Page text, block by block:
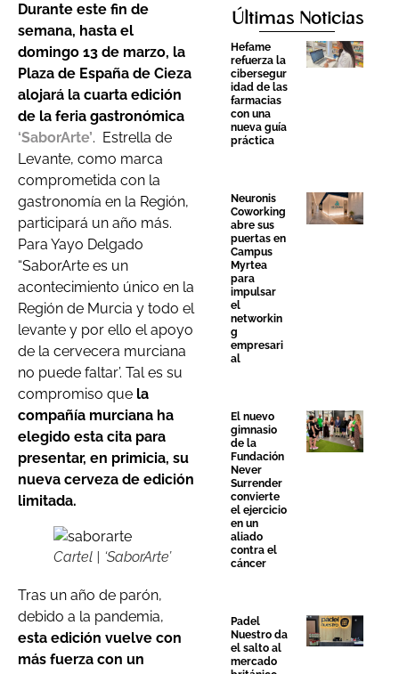
Durante este fin de
semana, hasta el
domingo 13 de marzo, la
Plaza de España de Cieza
alojará la cuarta edición
de la feria gastronómica
‘SaborArte’. Estrella de
Levante, como marca
comprometida con la
gastronomía en la Región,
participará un año más.
Para Yayo Delgado
“SaborArte es un
acontecimiento único en la
Región de Murcia y todo el
levante y por ello el apoyo
de la cervecera murciana
no puede faltar’. Tal es su
compromiso que la
compañía murciana ha
elegido esta cita para
presentar, en primicia, su
nueva cerveza de edición
limitada.
Cartel | ‘SaborArte’
Tras un año de parón,
debido a la pandemia,
esta edición vuelve con
más fuerza con un
Últimas Noticias
Hefame
refuerza la
cibersegur
idad de las
farmacias
con una
nueva guía
práctica
Neuronis
Coworking
abre sus
puertas en
Campus
Myrtea
para
impulsar
el
networkin
g
empresari
al
El nuevo
gimnasio
de la
Fundación
Never
Surrender
convierte
el ejercicio
en un
aliado
contra el
cáncer
Padel
Nuestro da
el salto al
mercado